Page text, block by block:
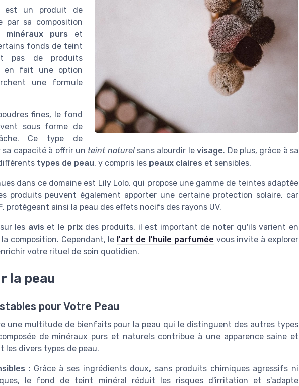
est un produit de
par sa composition
minéraux purs et
fonds de teint
pas de produits
en fait une option
une formule
fines, le fond
sous forme de
Ce type de
capacité à offrir un teint naturelsans alourdir levisage. De plus, grâce à sa
types de peau, y compris les peaux claires et sensibles.
dans ce domaine est Lily Lolo, qui propose une gamme de teintes adaptée
produits peuvent également apporter une certaine protection solaire, car
, protégeant ainsi la peau des effets nocifs des rayons UV.
les avis et le prixdes produits, il est important de noter qu'ils varient en
composition. Cependant, le l'art de l'huile parfumée vous invite à explorer
votre rituel de soin quotidien.
la peau
pour Votre Peau
une multitude de bienfaits pour la peau qui le distinguent des autres types
de minéraux purs et naturels contribue à une apparence saine et
les divers types de peau.
: Grâce à ses ingrédients doux, sans produits chimiques agressifs ni
le fond de teint minéral réduit les risques d'irritation et s'adapte